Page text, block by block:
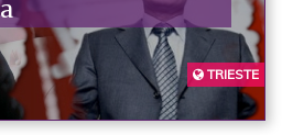
TRIESTE